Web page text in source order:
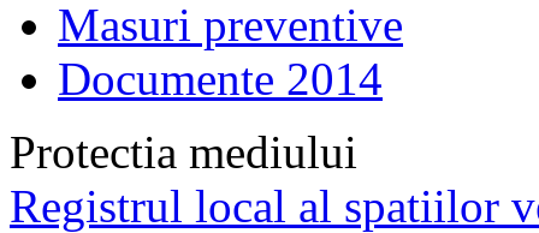
Masuri preventive
Documente 2014
Protectia mediului
Registrul local al spatiilor